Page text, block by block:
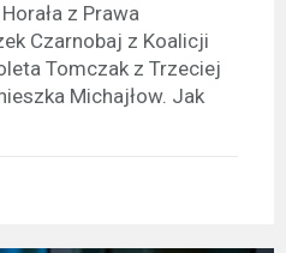
z Prawa
Czarnobaj z Koalicji
Tomczak z Trzeciej
Michajłow. Jak